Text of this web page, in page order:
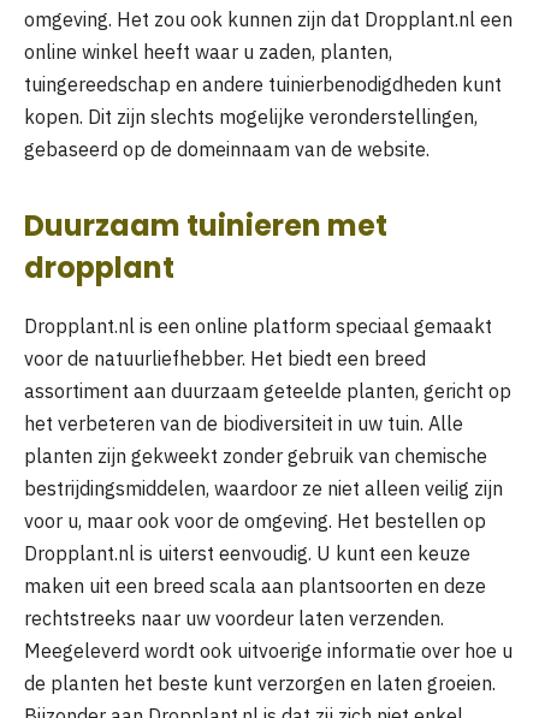
omgeving. Het zou ook kunnen zijn dat Dropplant.nl een
online winkel heeft waar u zaden, planten,
tuingereedschap en andere tuinierbenodigdheden kunt
kopen. Dit zijn slechts mogelijke veronderstellingen,
gebaseerd op de domeinnaam van de website.
Duurzaam tuinieren met
dropplant
Dropplant.nl is een online platform speciaal gemaakt
voor de natuurliefhebber. Het biedt een breed
assortiment aan duurzaam geteelde planten, gericht op
het verbeteren van de biodiversiteit in uw tuin. Alle
planten zijn gekweekt zonder gebruik van chemische
bestrijdingsmiddelen, waardoor ze niet alleen veilig zijn
voor u, maar ook voor de omgeving. Het bestellen op
Dropplant.nl is uiterst eenvoudig. U kunt een keuze
maken uit een breed scala aan plantsoorten en deze
rechtstreeks naar uw voordeur laten verzenden.
Meegeleverd wordt ook uitvoerige informatie over hoe u
de planten het beste kunt verzorgen en laten groeien.